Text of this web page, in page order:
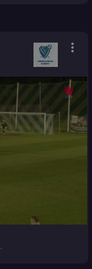
more_vert